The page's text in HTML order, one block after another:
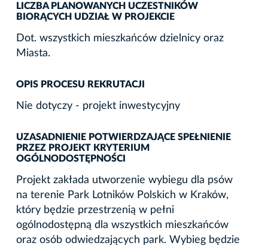
LICZBA PLANOWANYCH UCZESTNIKÓW
BIORĄCYCH UDZIAŁ W PROJEKCIE
Dot. wszystkich mieszkańców dzielnicy oraz
Miasta.
OPIS PROCESU REKRUTACJI
Nie dotyczy - projekt inwestycyjny
UZASADNIENIE POTWIERDZAJĄCE SPEŁNIENIE
PRZEZ PROJEKT KRYTERIUM
OGÓLNODOSTĘPNOŚCI
Projekt zakłada utworzenie wybiegu dla psów
na terenie Park Lotników Polskich w Kraków,
który będzie przestrzenią w pełni
ogólnodostępną dla wszystkich mieszkańców
oraz osób odwiedzających park. Wybieg będzie